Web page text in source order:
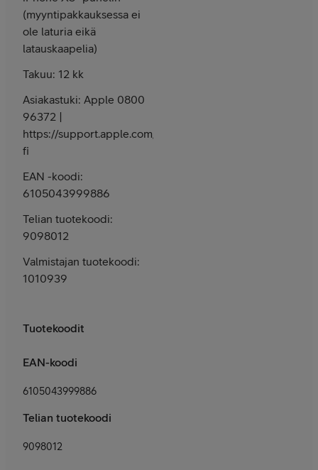
(myyntipakkauksessa ei
ole laturia eikä
latauskaapelia)
Takuu: 12 kk
Asiakastuki: Apple 0800
96372 |
https://support.apple.com/fi-
fi
EAN -koodi:
6105043999886
Telian tuotekoodi:
9098012
Valmistajan tuotekoodi:
1010939
Tuotekoodit
EAN-koodi
6105043999886
Telian tuotekoodi
9098012